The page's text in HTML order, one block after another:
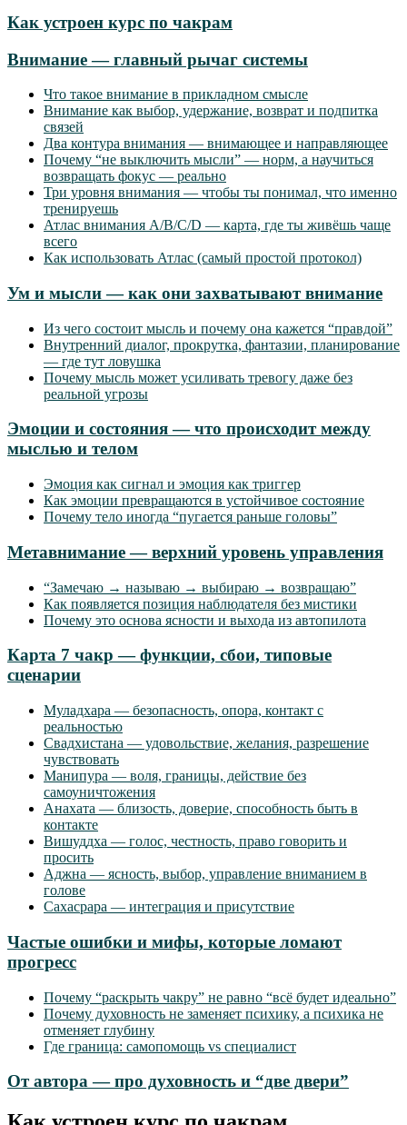
Как устроен курс по чакрам
Внимание — главный рычаг системы
Что такое внимание в прикладном смысле
Внимание как выбор, удержание, возврат и подпитка
связей
Два контура внимания — внимающее и направляющее
Почему “не выключить мысли” — норм, а научиться
возвращать фокус — реально
Три уровня внимания — чтобы ты понимал, что именно
тренируешь
Атлас внимания A/B/C/D — карта, где ты живёшь чаще
всего
Как использовать Атлас (самый простой протокол)
Ум и мысли — как они захватывают внимание
Из чего состоит мысль и почему она кажется “правдой”
Внутренний диалог, прокрутка, фантазии, планирование
— где тут ловушка
Почему мысль может усиливать тревогу даже без
реальной угрозы
Эмоции и состояния — что происходит между
мыслью и телом
Эмоция как сигнал и эмоция как триггер
Как эмоции превращаются в устойчивое состояние
Почему тело иногда “пугается раньше головы”
Метавнимание — верхний уровень управления
“Замечаю → называю → выбираю → возвращаю”
Как появляется позиция наблюдателя без мистики
Почему это основа ясности и выхода из автопилота
Карта 7 чакр — функции, сбои, типовые
сценарии
Муладхара — безопасность, опора, контакт с
реальностью
Свадхистана — удовольствие, желания, разрешение
чувствовать
Манипура — воля, границы, действие без
самоуничтожения
Анахата — близость, доверие, способность быть в
контакте
Вишуддха — голос, честность, право говорить и
просить
Аджна — ясность, выбор, управление вниманием в
голове
Сахасрара — интеграция и присутствие
Частые ошибки и мифы, которые ломают
прогресс
Почему “раскрыть чакру” не равно “всё будет идеально”
Почему духовность не заменяет психику, а психика не
отменяет глубину
Где граница: самопомощь vs специалист
От автора — про духовность и “две двери”